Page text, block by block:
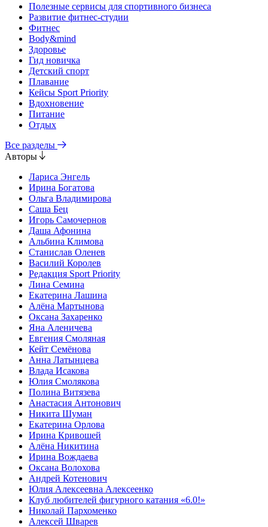
Полезные сервисы для спортивного бизнеса
Развитие фитнес-студии
Фитнес
Body&mind
Здоровье
Гид новичка
Детский спорт
Плавание
Кейсы Sport Priority
Вдохновение
Питание
Отдых
Все разделы
Авторы
Лариса Энгель
Ирина Богатова
Ольга Владимирова
Саша Бец
Игорь Самочернов
Даша Афонина
Альбина Климова
Станислав Оленев
Василий Королев
Редакция Sport Priority
Лина Семина
Екатерина Лашина
Алёна Мартынова
Оксана Захаренко
Яна Аленичева
Евгения Смоляная
Кейт Семёнова
Анна Латынцева
Влада Исакова
Юлия Смолякова
Полина Витязева
Анастасия Антонович
Никита Шуман
Екатерина Орлова
Ирина Кривошей
Алёна Никитина
Ирина Вождаева
Оксана Волохова
Андрей Котенович
Юлия Алексеевна Алексеенко
Клуб любителей фигурного катания «6.0!»
Николай Пархоменко
Алексей Шварев